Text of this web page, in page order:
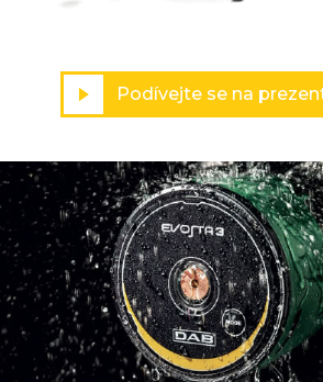
Podívejte se na